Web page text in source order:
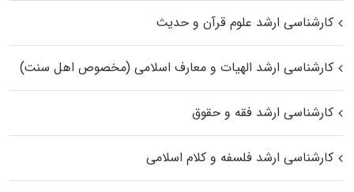
کارشناسی ارشد علوم قرآن و حدیث
کارشناسی ارشد الهیات و معارف اسلامی (مخصوص اهل سنت)
کارشناسی ارشد فقه و حقوق
کارشناسی ارشد فلسفه و کلام اسلامی